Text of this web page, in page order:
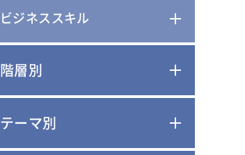
ビジネススキル
階層別
テーマ別